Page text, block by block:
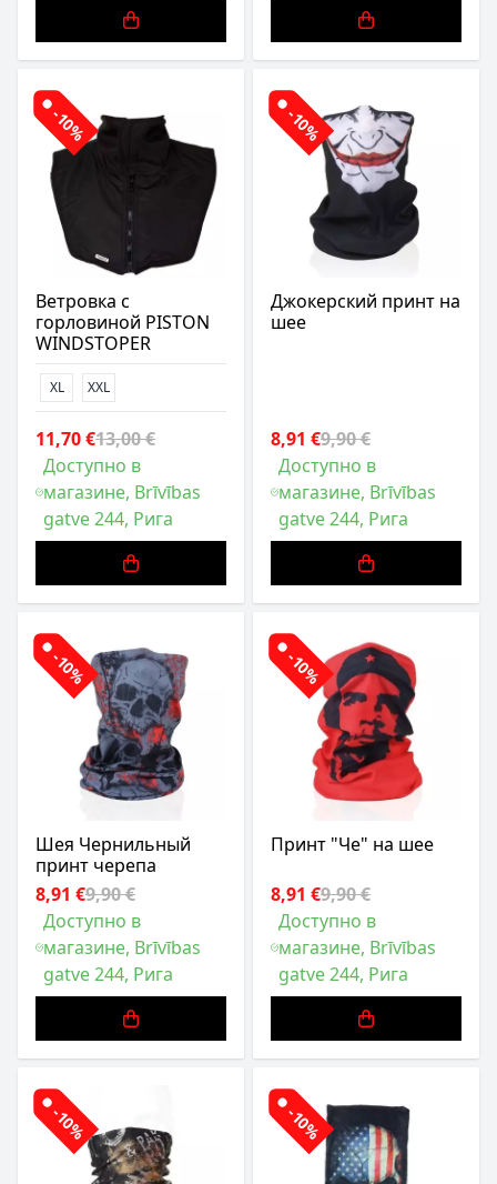
-10%
Ветровка с
горловиной PISTON
WINDSTOPER
XL XXL
11,70 €13,00 €
Доступно в
магазине, Brīvības
gatve 244, Рига
-10%
Джокерский принт на
шее
8,91 €9,90 €
Доступно в
магазине, Brīvības
gatve 244, Рига
-10%
Шея Чернильный
принт черепа
8,91 €9,90 €
Доступно в
магазине, Brīvības
gatve 244, Рига
-10%
Принт "Че" на шее
8,91 €9,90 €
Доступно в
магазине, Brīvības
gatve 244, Рига
-10% -10%